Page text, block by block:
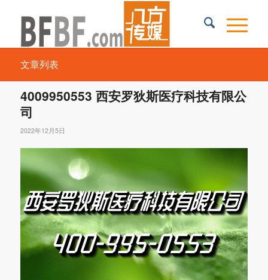
文章列表
4009950553 西安罗狄斯医疗科技有限公
司
2022年12月5日